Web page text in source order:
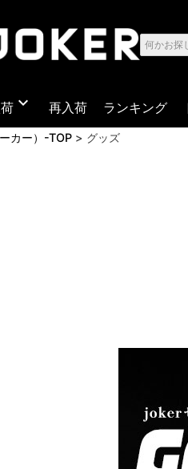
expand_more 再入荷 ランキング
カー）-TOP グッズ